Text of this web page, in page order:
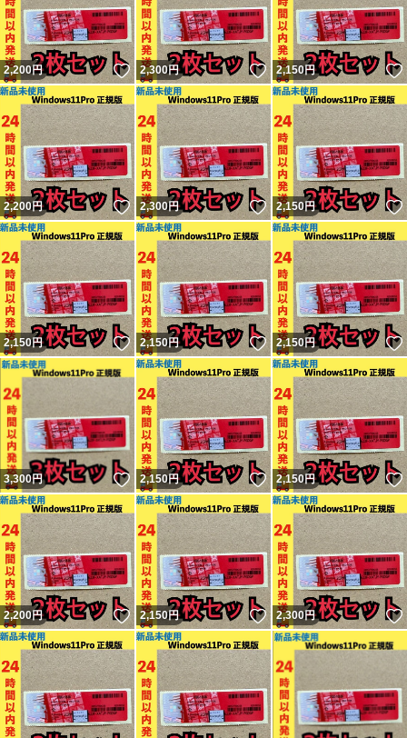
2,200円 いいね！
2,300円 いいね！
2,150円
2,200円 いいね！
2,300円 いいね！
2,150円
2,150円 いいね！
2,150円 いいね！
2,150円
3,300円 いいね！
2,150円 いいね！
2,150円
2,200円 いいね！
2,150円 いいね！
2,300円